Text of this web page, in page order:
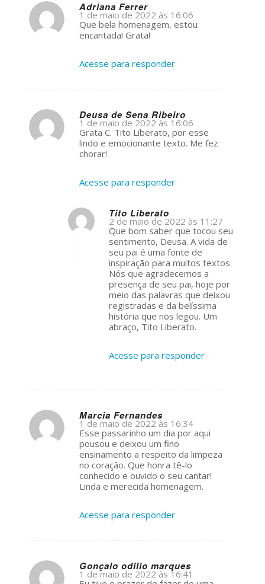
Adriana Ferrer
s
ays:
1 de maio de 2022 às 16:06
Que bela homenagem, estou
encantada! Grata!
Acesse para responder
Deusa de Sena Ribeiro
s
ays:
1 de maio de 2022 às 16:06
Grata C. Tito Liberato, por esse
lindo e emocionante texto. Me fez
chorar!
Acesse para responder
Tito Liberato
s
2 de maio de 2022 às 11:27
Que bom saber que tocou seu
sentimento, Deusa. A vida de
seu pai é uma fonte de
inspiração para muitos textos.
Nós que agradecemos a
presença de seu pai, hoje por
meio das palavras que deixou
registradas e da belíssima
história que nos legou. Um
abraço, Tito Liberato.
Acesse para responder
Marcia Fernandes
s
ays:
1 de maio de 2022 às 16:34
Esse passarinho um dia por aqui
pousou e deixou um fino
ensinamento a respeito da limpeza
no coração. Que honra tê-lo
conhecido e ouvido o seu cantar!
Linda e merecida homenagem.
Acesse para responder
Gonçalo odilio marques
s
1 de maio de 2022 às 16:41